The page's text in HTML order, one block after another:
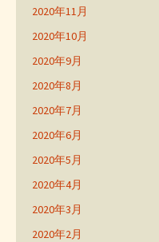
2020年11月
2020年10月
2020年9月
2020年8月
2020年7月
2020年6月
2020年5月
2020年4月
2020年3月
2020年2月